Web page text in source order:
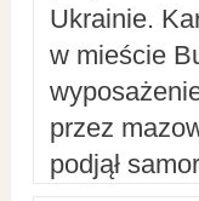
Ukrainie.
w mieście
przez
podjął